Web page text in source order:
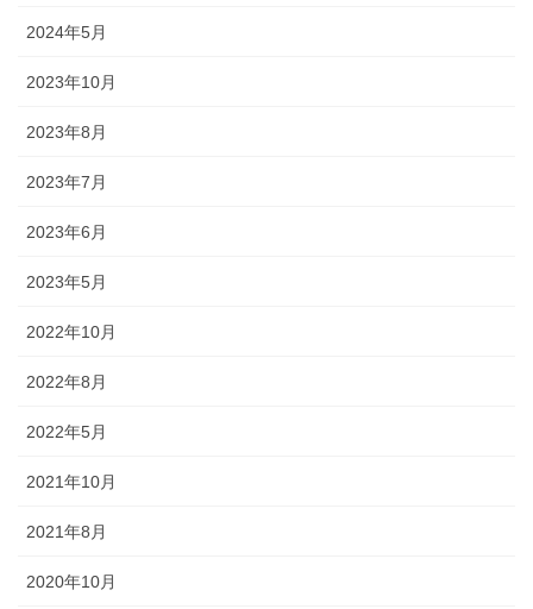
2024年5月
2023年10月
2023年8月
2023年7月
2023年6月
2023年5月
2022年10月
2022年8月
2022年5月
2021年10月
2021年8月
2020年10月
懸帯・祭り前かけ